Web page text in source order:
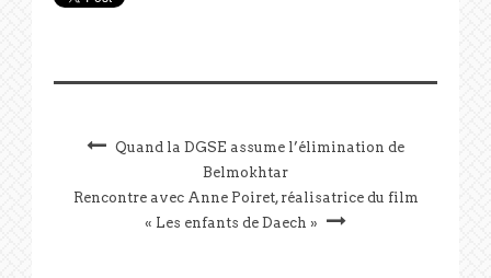
Quand la DGSE assume l’élimination de
Belmokhtar
Rencontre avec Anne Poiret, réalisatrice du film
« Les enfants de Daech »